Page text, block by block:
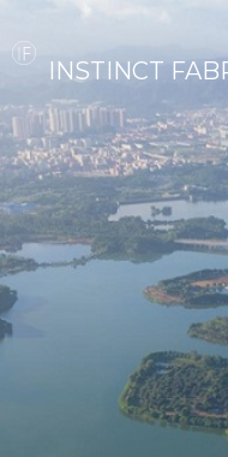
INSTINCT